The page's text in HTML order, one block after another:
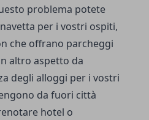
problema potete
per i vostri ospiti,
che offrano parcheggi
altro aspetto da
degli alloggi per i vostri
da fuori città
hotel o